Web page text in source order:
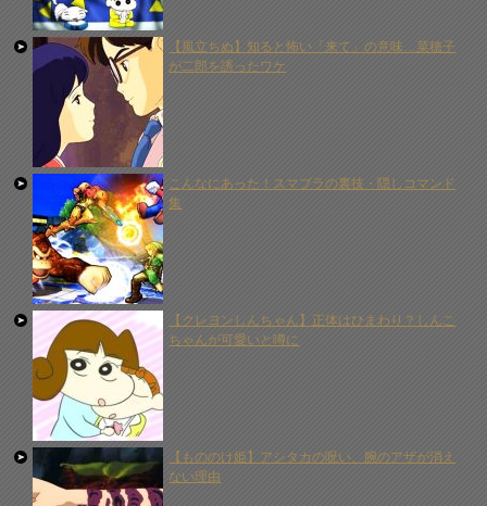
【風立ちぬ】知ると怖い「来て」の意味…菜穂子
が二郎を誘ったワケ
こんなにあった！スマブラの裏技・隠しコマンド
集
【クレヨンしんちゃん】正体はひまわり？しんこ
ちゃんが可愛いと噂に
【もののけ姫】アシタカの呪い、腕のアザが消え
ない理由